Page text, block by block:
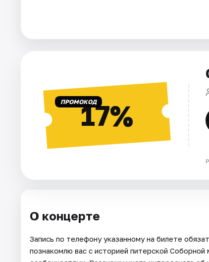
Артисты
Рейтинги
ПРОМОКОД17%
О концерте
Запись по телефону указанному на билете
познакомлю вас с историей питерской